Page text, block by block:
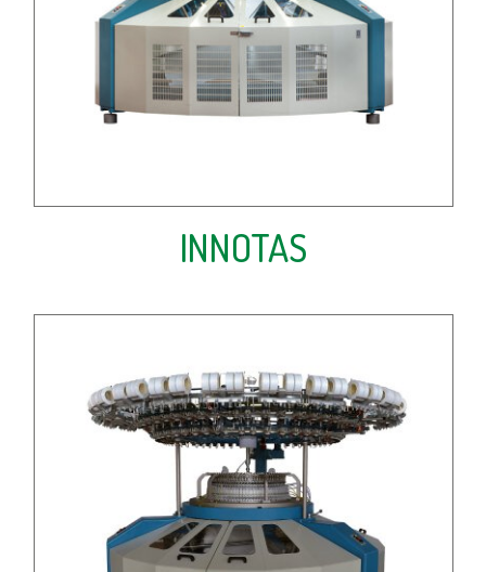
INNOTAS